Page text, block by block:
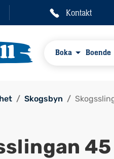
Kontakt
Boka Boende
Skogsbyn
45